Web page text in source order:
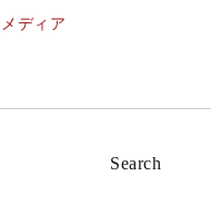
メディア
Search